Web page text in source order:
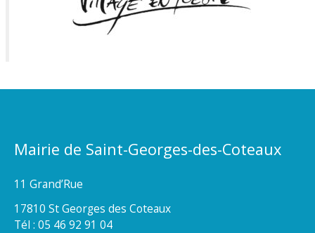
Mairie de Saint-Georges-des-Coteaux
11 Grand’Rue
17810 St Georges des Coteaux
Tél : 05 46 92 91 04